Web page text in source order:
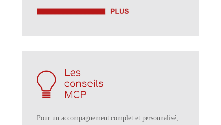
Pour un accompagnement complet et personnalisé,